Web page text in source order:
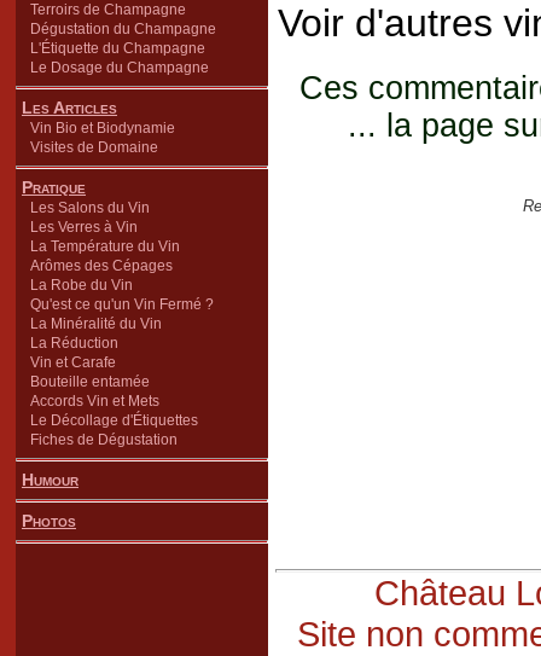
Terroirs de Champagne
Dégustation du Champagne
L'Étiquette du Champagne
Le Dosage du Champagne
Les Articles
Vin Bio et Biodynamie
Visites de Domaine
Pratique
Les Salons du Vin
Les Verres à Vin
La Température du Vin
Arômes des Cépages
La Robe du Vin
Qu'est ce qu'un Vin Fermé ?
La Minéralité du Vin
La Réduction
Vin et Carafe
Bouteille entamée
Accords Vin et Mets
Le Décollage d'Étiquettes
Fiches de Dégustation
Humour
Photos
Voir d'autres
Ces
... la page
Château
Site non